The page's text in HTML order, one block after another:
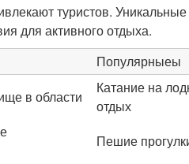
туристов. Уникальные
для активного отдыха.
Популярныеы
в области
Катание на
отдых
Пешие